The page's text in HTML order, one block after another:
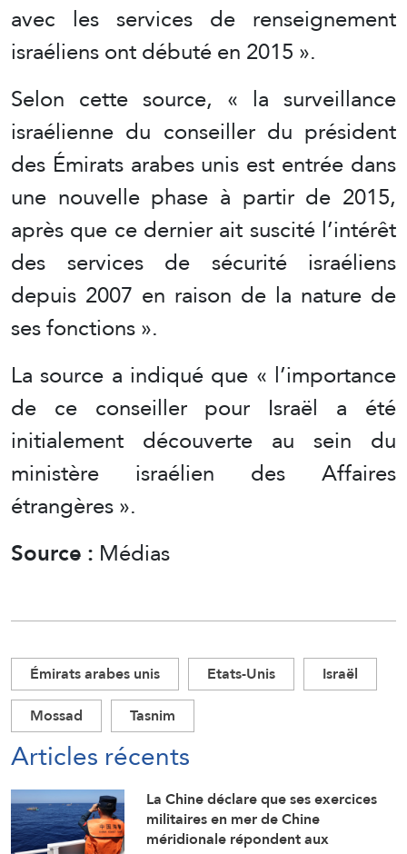
avec les services de renseignement
israéliens ont débuté en 2015 ».
Selon cette source, « la surveillance
israélienne du conseiller du président
des Émirats arabes unis est entrée dans
une nouvelle phase à partir de 2015,
après que ce dernier ait suscité l’intérêt
des services de sécurité israéliens
depuis 2007 en raison de la nature de
ses fonctions ».
La source a indiqué que « l’importance
de ce conseiller pour Israël a été
initialement découverte au sein du
ministère israélien des Affaires
étrangères ».
Source : Médias
Émirats arabes unis Etats-Unis
Israël
Mossad
Tasnim
Articles récents
La Chine déclare que ses exercices
militaires en mer de Chine
méridionale répondent aux